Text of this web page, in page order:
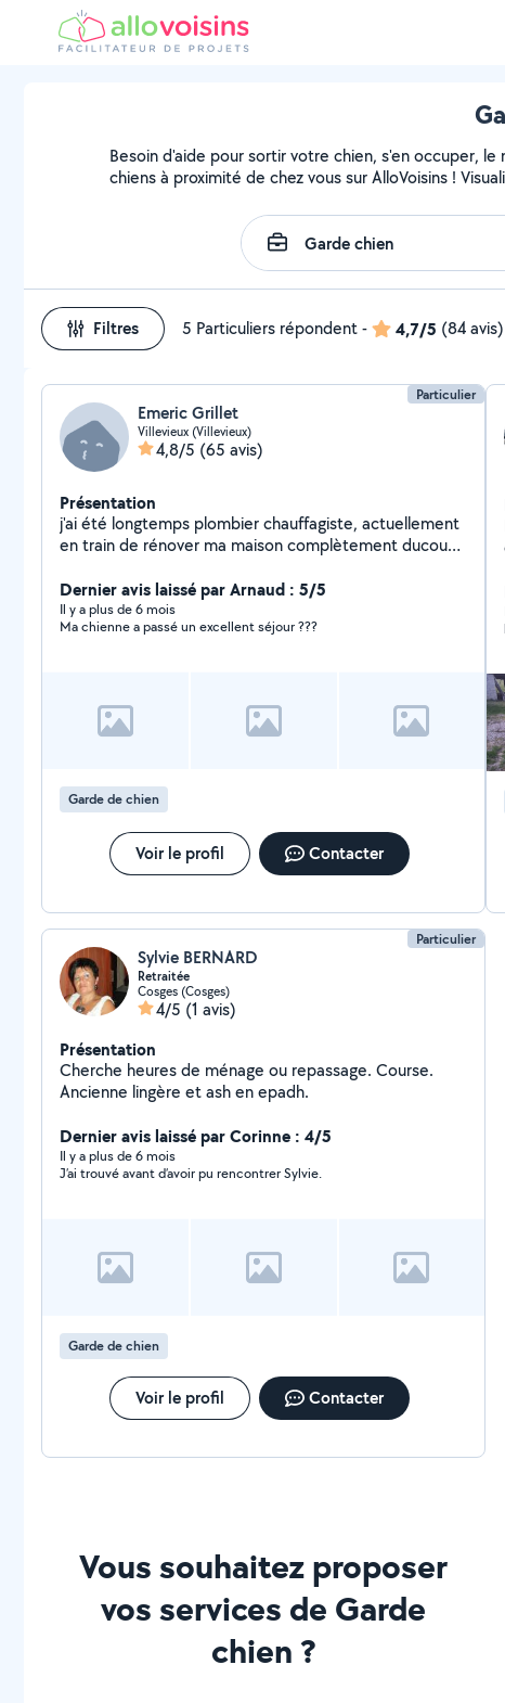
Besoin d'aide pour sortir votre chien, s'en occuper,
chiens à proximité de chez vous sur AlloVoisins !
Filtres 5 Particuliers répondent- 4,7/5 (84 avis)
Particulier
Emeric Grillet
Villevieux (Villevieux)
4,8/5 (65 avis)
Présentation
j'ai été longtemps plombier chauffagiste, actuellement
en train de rénover ma maison complètement ducoup
Dernier avis laissé par Arnaud : 5/5
Il y a plus de 6 mois
Ma chienne a passé un excellent séjour ???
Garde de chien
Voir le profil Contacter
Particulier
Sylvie BERNARD
Retraitée
Cosges (Cosges)
4/5 (1 avis)
Présentation
Cherche heures de ménage ou repassage. Course.
Ancienne lingère et ash en epadh.
Dernier avis laissé par Corinne : 4/5
Il y a plus de 6 mois
J’ai trouvé avant d’avoir pu rencontrer Sylvie.
Garde de chien
Voir le profil Contacter
Vous souhaitez proposer
vos services de Garde
chien ?